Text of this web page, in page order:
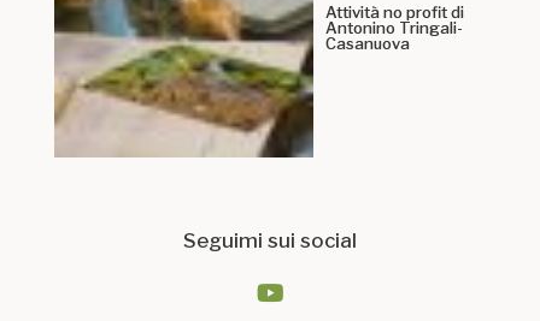
Attività no profit di
Antonino Tringali-
Casanuova
Seguimi sui social